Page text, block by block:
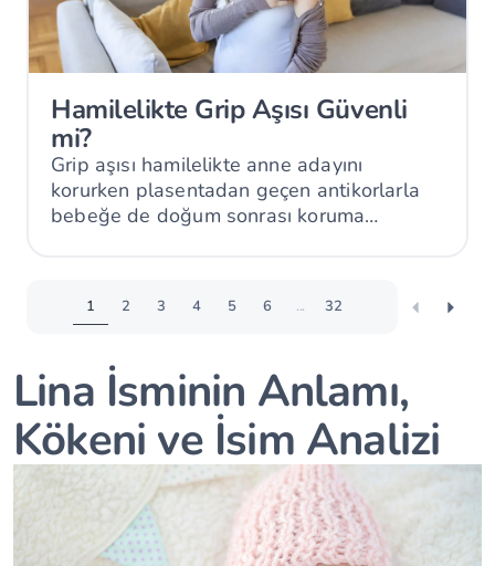
Hamilelikte Grip Aşısı Güvenli
mi?
Grip aşısı hamilelikte anne adayını
korurken plasentadan geçen antikorlarla
bebeğe de doğum sonrası koruma
1 2 3 4 5 6 ... 32
Lina İsminin Anlamı,
Kökeni ve İsim Analizi